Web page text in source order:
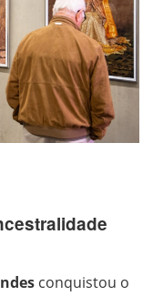
conquistou o